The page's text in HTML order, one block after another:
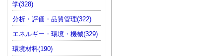
学(328)
分析・評価・品質管理(322)
エネルギー・環境・機械(329)
環境材料(190)